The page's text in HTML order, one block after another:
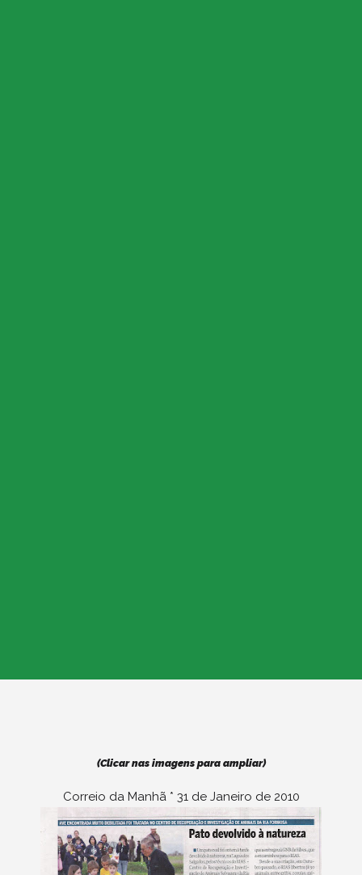
(Clicar nas imagens para ampliar)
Correio da Manhã * 31 de Janeiro de 2010